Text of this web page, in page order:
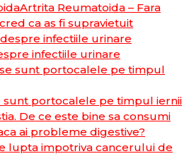
Artrita Reumatoida – Fara
ca as fi supravietuit
infectiile urinare
sunt portocalele pe timpul iernii
De ce este bine sa consumi
ai probleme digestive?